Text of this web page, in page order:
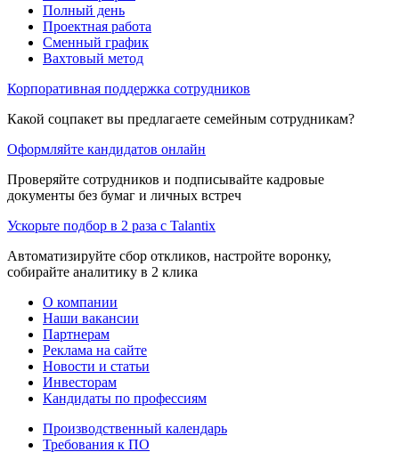
Полный день
Проектная работа
Сменный график
Вахтовый метод
Корпоративная поддержка сотрудников
Какой соцпакет вы предлагаете семейным сотрудникам?
Оформляйте кандидатов онлайн
Проверяйте сотрудников и подписывайте кадровые
документы без бумаг и личных встреч
Ускорьте подбор в 2 раза с Talantix
Автоматизируйте сбор откликов, настройте воронку,
собирайте аналитику в 2 клика
О компании
Наши вакансии
Партнерам
Реклама на сайте
Новости и статьи
Инвесторам
Кандидаты по профессиям
Производственный календарь
Требования к ПО